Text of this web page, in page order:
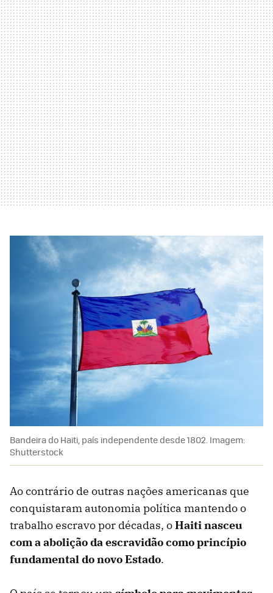
Bandeira do Haiti, país independente desde 1802. Imagem:
Shutterstock
Ao contrário de outras nações americanas que
conquistaram autonomia política mantendo o
trabalho escravo por décadas, oHaiti nasceu
com a abolição da escravidão como princípio
fundamental do novo Estado.